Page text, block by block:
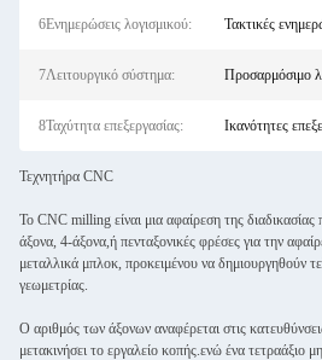
6Ενημερώσεις λογισμικού: Τακτικές
7Λειτουργικό σύστημα: Προσαρμόσιμο
8Ταχύτητα επεξεργασίας: Ικανότητες
Τεχνητήρα CNC
Το CNC milling είναι μια αφαίρεση της
άξονα, 4-άξονα,ή πενταξονικές φρέσες για την
μεταλλικά μπλοκ, προκειμένου να δημιουργηθούν
γεωμετρίας.
Ο αριθμός των άξονων αναφέρεται στις
μετακινήσει το εργαλείο κοπής.ενώ ένα τετραάξιο